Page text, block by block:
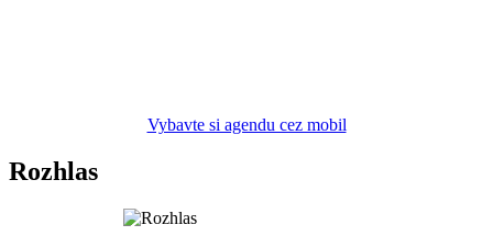
Vybavte si agendu cez mobil
Rozhlas